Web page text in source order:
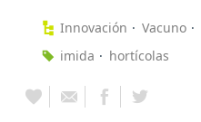
Innovación Vacuno
imida
hortícolas